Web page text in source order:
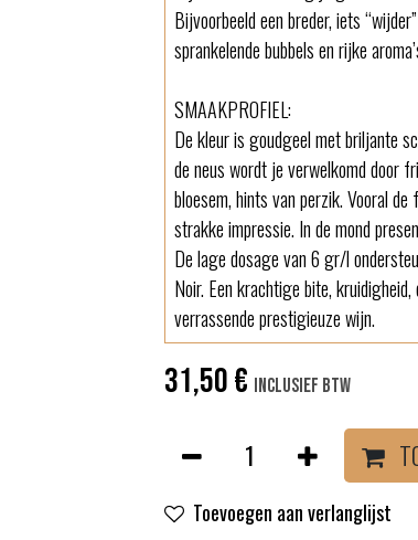
Bijvoorbeeld een breder, iets
sprankelende bubbels en rijke
SMAAKPROFIEL:
De kleur is goudgeel met briljante
de neus wordt je verwelkomd door
bloesem, hints van perzik. Vooral
strakke impressie. In de mond
De lage dosage van 6 gr/l
Noir. Een krachtige bite,
verrassende prestigieuze wijn.
31,50€ Inclusief btw
Toevoegen aan verlanglijst